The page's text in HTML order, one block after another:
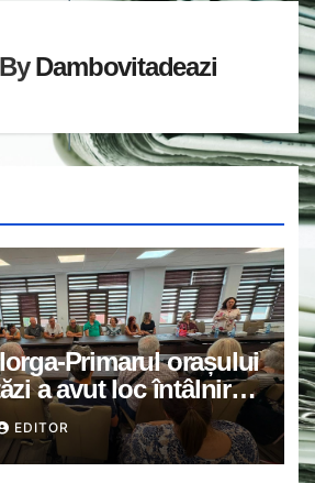
ByDambovitadeazi
Primarul orașului
a avut loc întâlnirea
proprietari din
EDITOR